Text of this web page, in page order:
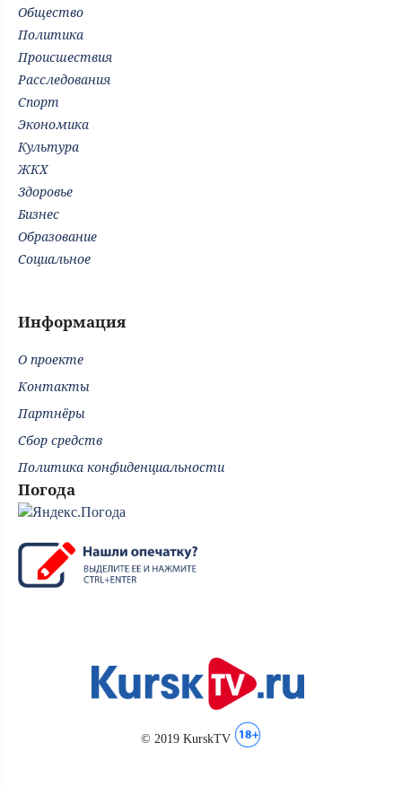
Общество
Политика
Происшествия
Расследования
Спорт
Экономика
Культура
ЖКХ
Здоровье
Бизнес
Образование
Социальное
Информация
О проекте
Контакты
Партнёры
Сбор средств
Политика конфиденциальности
Погода
© 2019 KurskTV